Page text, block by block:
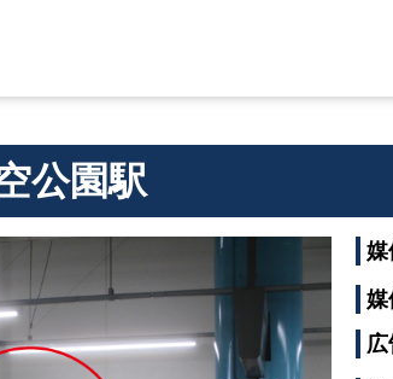
公園駅
媒
媒